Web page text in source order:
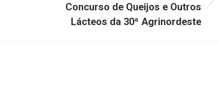
Concurso de Queijos e Outros
Lácteos da 30ª Agrinordeste